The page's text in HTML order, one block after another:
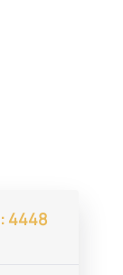
4448